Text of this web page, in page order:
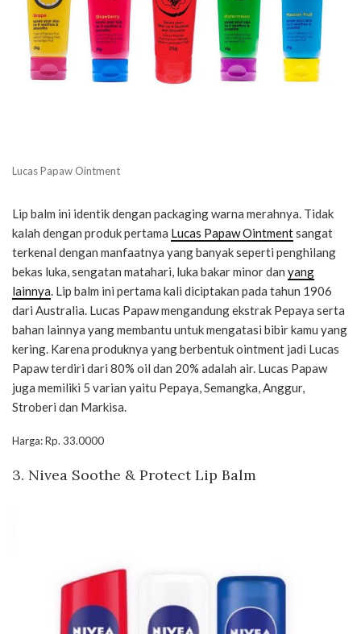
Lucas Papaw Ointment
Lip balm ini identik dengan packaging warna merahnya. Tidak
kalah dengan produk pertama Lucas Papaw Ointmentsangat
terkenal dengan manfaatnya yang banyak seperti penghilang
bekas luka, sengatan matahari, luka bakar minor dan yang
lainnya. Lip balm ini pertama kali diciptakan pada tahun 1906
dari Australia. Lucas Papaw mengandung ekstrak Pepaya serta
bahan lainnya yang membantu untuk mengatasi bibir kamu yang
kering. Karena produknya yang berbentuk ointment jadi Lucas
Papaw terdiri dari 80% oil dan 20% adalah air. Lucas Papaw
juga memiliki 5 varian yaitu Pepaya, Semangka, Anggur,
Stroberi dan Markisa.
Harga: Rp. 33.0000
3. Nivea Soothe & Protect Lip Balm